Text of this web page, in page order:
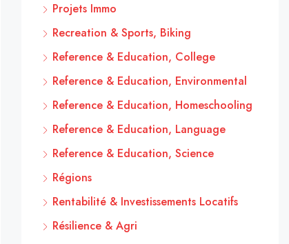
Projets Immo
Recreation & Sports, Biking
Reference & Education, College
Reference & Education, Environmental
Reference & Education, Homeschooling
Reference & Education, Language
Reference & Education, Science
Régions
Rentabilité & Investissements Locatifs
Résilience & Agri